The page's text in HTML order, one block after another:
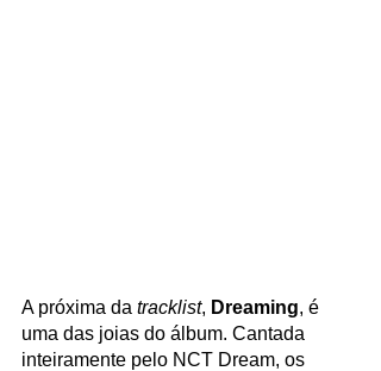
A próxima da tracklist, Dreaming, é
uma das joias do álbum. Cantada
inteiramente pelo NCT Dream, os